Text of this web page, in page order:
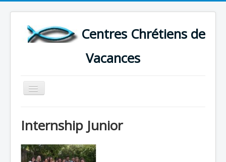
Centres Chrétiens de
Vacances
Basculer
la
CARTE DES CENTRES DE VACANCES .
LISTE DES SEJOURS DE VACANCES 2026
Internship Junior